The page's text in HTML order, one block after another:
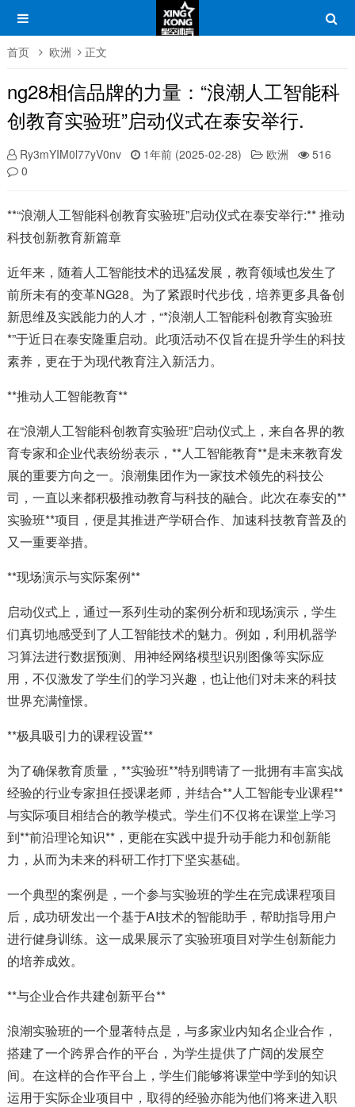
首页 欧洲 正文
ng28相信品牌的力量：“浪潮人工智能科
创教育实验班”启动仪式在泰安举行.
Ry3mYIM0l77yV0nv 1年前 (2025-02-28) 欧洲
516
0
**“浪潮人工智能科创教育实验班”启动仪式在泰安举行:** 推动
科技创新教育新篇章
近年来，随着人工智能技术的迅猛发展，教育领域也发生了
前所未有的变革NG28。为了紧跟时代步伐，培养更多具备创
新思维及实践能力的人才，“*浪潮人工智能科创教育实验班
*”于近日在泰安隆重启动。此项活动不仅旨在提升学生的科技
素养，更在于为现代教育注入新活力。
**推动人工智能教育**
在“浪潮人工智能科创教育实验班”启动仪式上，来自各界的教
育专家和企业代表纷纷表示，**人工智能教育**是未来教育发
展的重要方向之一。浪潮集团作为一家技术领先的科技公
司，一直以来都积极推动教育与科技的融合。此次在泰安的**
实验班**项目，便是其推进产学研合作、加速科技教育普及的
又一重要举措。
**现场演示与实际案例**
启动仪式上，通过一系列生动的案例分析和现场演示，学生
们真切地感受到了人工智能技术的魅力。例如，利用机器学
习算法进行数据预测、用神经网络模型识别图像等实际应
用，不仅激发了学生们的学习兴趣，也让他们对未来的科技
世界充满憧憬。
**极具吸引力的课程设置**
为了确保教育质量，**实验班**特别聘请了一批拥有丰富实战
经验的行业专家担任授课老师，并结合**人工智能专业课程**
与实际项目相结合的教学模式。学生们不仅将在课堂上学习
到**前沿理论知识**，更能在实践中提升动手能力和创新能
力，从而为未来的科研工作打下坚实基础。
一个典型的案例是，一个参与实验班的学生在完成课程项目
后，成功研发出一个基于AI技术的智能助手，帮助指导用户
进行健身训练。这一成果展示了实验班项目对学生创新能力
的培养成效。
**与企业合作共建创新平台**
浪潮实验班的一个显著特点是，与多家业内知名企业合作，
搭建了一个跨界合作的平台，为学生提供了广阔的发展空
间。在这样的合作平台上，学生们能够将课堂中学到的知识
运用于实际企业项目中，取得的经验亦能为他们将来进入职